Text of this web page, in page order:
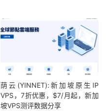
荫云(YINNET):新加坡原生IP
VPS，7折优惠，$7/月起，新加
坡VPS测评数据分享